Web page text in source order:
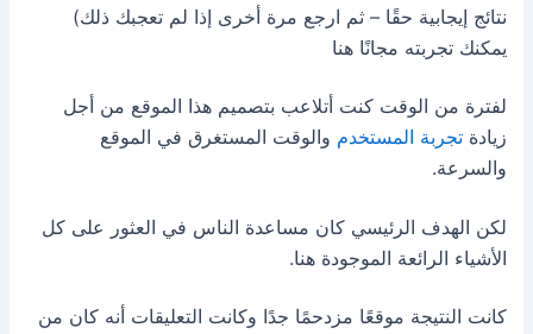
نتائج إيجابية حقًا – ثم ارجع مرة أخرى إذا لم تعجبك ذلك)
يمكنك تجربته مجانًا هنا
لفترة من الوقت كنت أتلاعب بتصميم هذا الموقع من أجل
زيادةتجربة المستخدم والوقت المستغرق في الموقع
والسرعة.
لكن الهدف الرئيسي كان مساعدة الناس في العثور على كل
الأشياء الرائعة الموجودة هنا.
كانت النتيجة موقعًا مزدحمًا جدًا وكانت التعليقات أنه كان من